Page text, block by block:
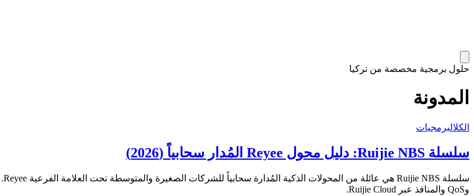
حلول برمجية مخصصة من تركيا
المدونة
الكلالبرمجيات
سلسلة Ruijie NBS: دليل محول Reyee المُدار سحابياً (2026)
وQoS والمنافذ عبر Ruijie Cloud.